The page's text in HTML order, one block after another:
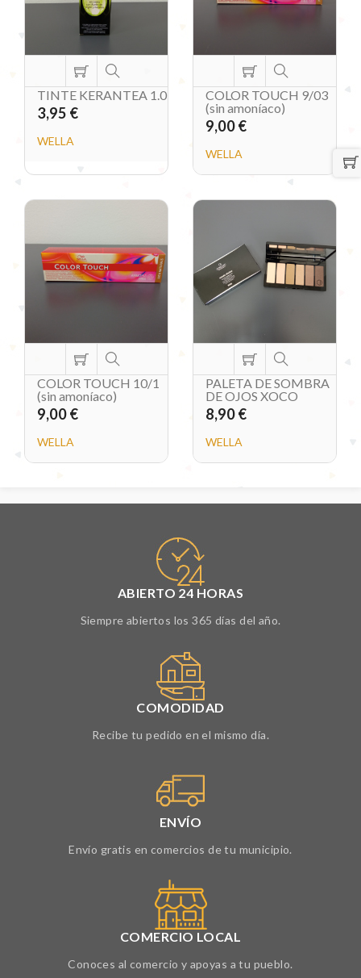
TINTE KERANTEA 1.0
3,95 €
WELLA
COLOR TOUCH 9/03
(sin amoníaco)
9,00 €
WELLA
COLOR TOUCH 10/1
(sin amoníaco)
9,00 €
WELLA
PALETA DE SOMBRA
DE OJOS XOCO
8,90 €
WELLA
ABIERTO 24 HORAS
Siempre abiertos los 365 días del año.
COMODIDAD
Recibe tu pedido en el mismo día.
ENVÍO
Envío gratis en comercios de tu municipio.
COMERCIO LOCAL
Conoces al comercio y apoyas a tu pueblo.